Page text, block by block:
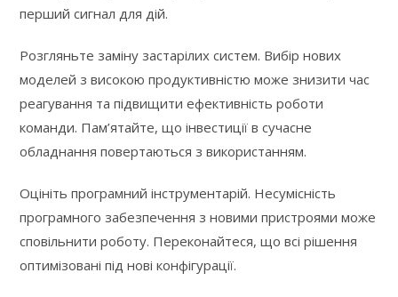
перший сигнал для дій.
Розгляньте заміну застарілих систем. Вибір нових
моделей з високою продуктивністю може знизити час
реагування та підвищити ефективність роботи
команди. Пам’ятайте, що інвестиції в сучасне
обладнання повертаються з використанням.
Оцініть програмний інструментарій. Несумісність
програмного забезпечення з новими пристроями може
сповільнити роботу. Переконайтеся, що всі рішення
оптимізовані під нові конфігурації.